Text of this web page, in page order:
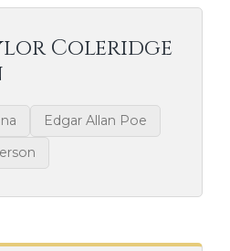
Coleridge
Edgar Allan Poe